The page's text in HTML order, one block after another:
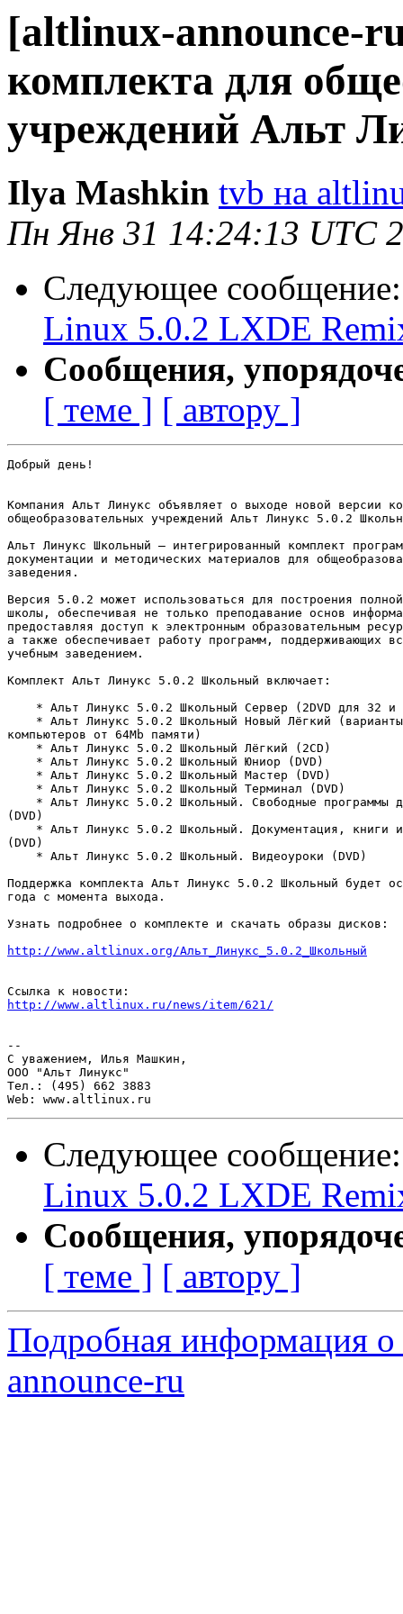
[altlinux-announce-
комплекта для
учреждений Альт
Ilya Mashkin tvb на
Пн Янв 31 14:24:13 UTC
Следующее
Linux 5.0.2 LXDE
Сообщения,
[ теме ] [ автору ]
Добрый день!
Компания Альт Линукс объявляет о выходе новой версии
общеобразовательных учреждений Альт Линукс 5.0.2
Альт Линукс Школьный — интегрированный комплект
документации и методических материалов для
заведения.
Версия 5.0.2 может использоваться для построения
школы, обеспечивая не только преподавание основ
предоставляя доступ к электронным образовательным
а также обеспечивает работу программ, поддерживающих
учебным заведением.
Комплект Альт Линукс 5.0.2 Школьный включает:
* Альт Линукс 5.0.2 Школьный Сервер (2DVD для 32 и
* Альт Линукс 5.0.2 Школьный Новый Лёгкий
компьютеров от 64Mb памяти)
    * Альт Линукс 5.0.2 Школьный Лёгкий (2CD)
    * Альт Линукс 5.0.2 Школьный Юниор (DVD)
    * Альт Линукс 5.0.2 Школьный Мастер (DVD)
    * Альт Линукс 5.0.2 Школьный Терминал (DVD)
* Альт Линукс 5.0.2 Школьный. Свободные программы
(DVD)
* Альт Линукс 5.0.2 Школьный. Документация, книги
(DVD)
    * Альт Линукс 5.0.2 Школьный. Видеоуроки (DVD)
Поддержка комплекта Альт Линукс 5.0.2 Школьный будет
года с момента выхода.
Узнать подробнее о комплекте и скачать образы дисков:
http://www.altlinux.org/Альт_Линукс_5.0.2_Школьный
http://www.altlinux.ru/news/item/621/
--
С уважением, Илья Машкин,
ООО "Альт Линукс"
Тел.: (495) 662 3883
Следующее
Linux 5.0.2 LXDE
Сообщения,
[ теме ] [ автору ]
Подробная информация
announce-ru